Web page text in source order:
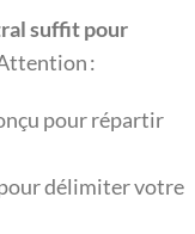
suffit pour
:
pour répartir
délimiter votre